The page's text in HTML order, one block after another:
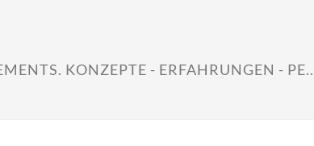
KONZEPTE - ERFAHRUNGEN -